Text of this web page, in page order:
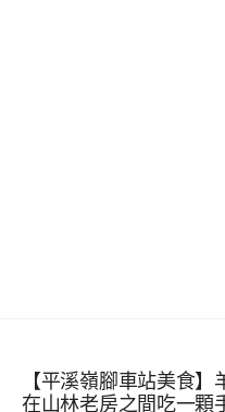
【平溪嶺腳車站美食】
在山林老房之間吃一顆